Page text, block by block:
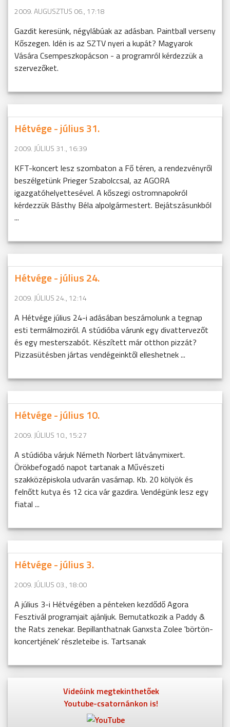
2009. AUGUSZTUS 06., 17:18
Gazdit keresünk, négylábúak az adásban. Paintball verseny
Kőszegen. Idén is az SZTV nyeri a kupát? Magyarok
Vására Csempeszkopácson - a programról kérdezzük a
szervezőket.
Hétvége - július 31.
2009. JÚLIUS 31., 16:39
KFT-koncert lesz szombaton a Fő téren, a rendezvényről
beszélgetünk Prieger Szabolccsal, az AGORA
igazgatóhelyettesével. A kőszegi ostromnapokról
kérdezzük Básthy Béla alpolgármestert. Bejátszásunkból
...
Hétvége - július 24.
2009. JÚLIUS 24., 12:14
A Hétvége július 24-i adásában beszámolunk a tegnap
esti termálmoziról. A stúdióba várunk egy divattervezőt
és egy mesterszabót. Készített már otthon pizzát?
Pizzasütésben jártas vendégeinktől elleshetnek ...
Hétvége - július 10.
2009. JÚLIUS 10., 15:27
A stúdióba várjuk Németh Norbert látványmixert.
Örökbefogadó napot tartanak a Művészeti
szakközépiskola udvarán vasárnap. Kb. 20 kölyök és
felnőtt kutya és 12 cica vár gazdira. Vendégünk lesz egy
fiatal ...
Hétvége - július 3.
2009. JÚLIUS 03., 18:00
A július 3-i Hétvégében a pénteken kezdődő Agora
Fesztivál programjait ajánljuk. Bemutatkozik a Paddy &
the Rats zenekar. Bepillanthatnak Ganxsta Zolee 'börtön-
koncertjének' részleteibe is. Tartsanak
Videóink megtekinthetőek
Youtube-csatornánkon is!